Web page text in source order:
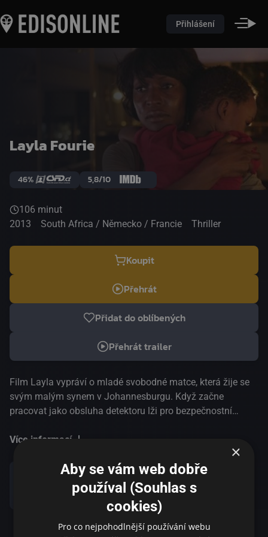
Přihlášení
Layla Fourie
46% 5,8/10
106 minut
2013
South Africa / Německo / Francie Thriller
Koupit
Přehrát
Přidat do oblíbených
Přehrát trailer
Film Layla vypráví o mladé svobodné matce, která žije se
svým malým synem v Johannesburgu. Když začne
pracovat jako obsluha detektoru lži pro bezpečnostní
však do nehody, musí zachovat tajemství a je lapena do
režisérky Pii Maraise se noří hluboko do jihoafrického
politického a společenského prostředí, které je stále
ovlivněno rasovým konfliktem a strachem.
Více informací
×
Aby se vám web dobře
používal (Souhlas s
cookies)
Pro co nejpohodlnější používání webu